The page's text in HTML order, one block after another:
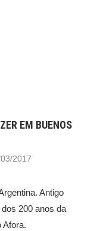
EM BUENOS
2017
Antigo
200 anos da
Afora.